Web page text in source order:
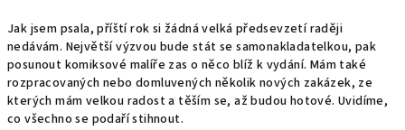
Jak jsem psala, příští rok si žádná velká předsevzetí raději
nedávám. Největší výzvou bude stát se samonakladatelkou, pak
posunout komiksové malíře zas o něco blíž k vydání. Mám také
rozpracovaných nebo domluvených několik nových zakázek, ze
kterých mám velkou radost a těším se, až budou hotové. Uvidíme,
co všechno se podaří stihnout.